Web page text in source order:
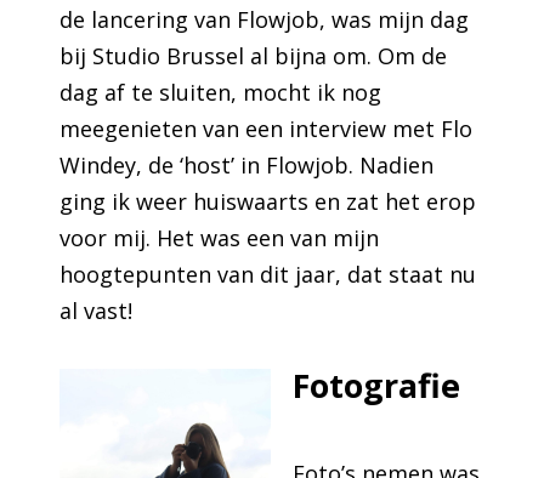
de lancering van Flowjob, was mijn dag
bij Studio Brussel al bijna om. Om de
dag af te sluiten, mocht ik nog
meegenieten van een interview met Flo
Windey, de ‘host’ in Flowjob. Nadien
ging ik weer huiswaarts en zat het erop
voor mij. Het was een van mijn
hoogtepunten van dit jaar, dat staat nu
al vast!
Fotografie